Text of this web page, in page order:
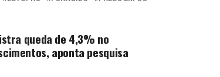
queda de 4,3% no
aponta pesquisa